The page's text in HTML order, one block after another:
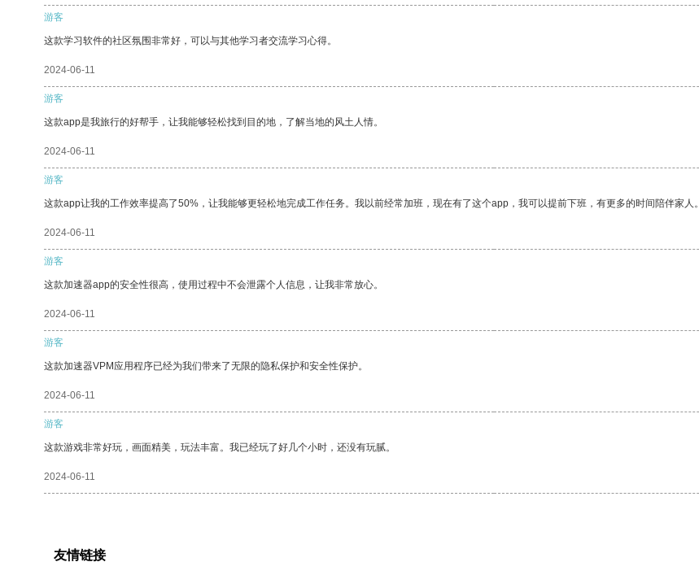
游客
这款学习软件的社区氛围非常好，可以与其他学习者交流学习心得。
2024-06-11
游客
这款app是我旅行的好帮手，让我能够轻松找到目的地，了解当地的风土人情。
2024-06-11
游客
这款app让我的工作效率提高了50%，让我能够更轻松地完成工作任务。我以前经常加班，现在有了这个app，我可以提前下班，有更多的时间陪伴家人。
2024-06-11
游客
这款加速器app的安全性很高，使用过程中不会泄露个人信息，让我非常放心。
2024-06-11
游客
这款加速器VPM应用程序已经为我们带来了无限的隐私保护和安全性保护。
2024-06-11
游客
这款游戏非常好玩，画面精美，玩法丰富。我已经玩了好几个小时，还没有玩腻。
2024-06-11
友情链接